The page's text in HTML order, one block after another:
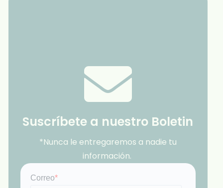
Suscríbete a nuestro Boletin
*Nunca le entregaremos a nadie tu
información.